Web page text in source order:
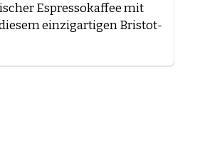
Espressokaffee mit
einzigartigen Bristot-